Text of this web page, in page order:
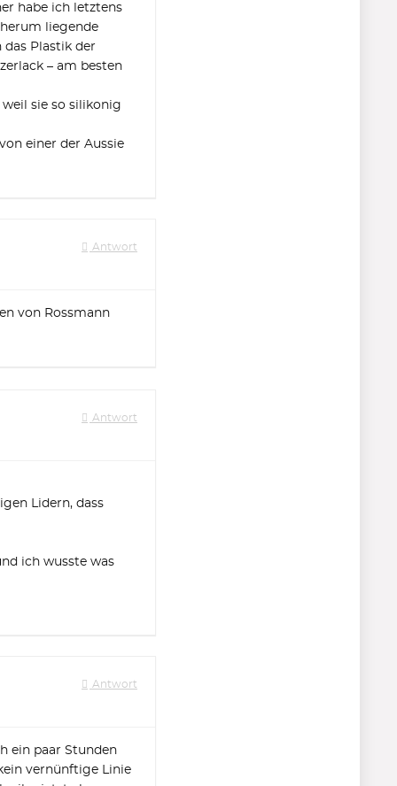
habe ich letztens
liegende
Plastik der
– am besten
sie so silikonig
einer der Aussie
Antwort
von Rossmann
Antwort
Lidern, dass
ich wusste was
Antwort
ein paar Stunden
vernünftige Linie